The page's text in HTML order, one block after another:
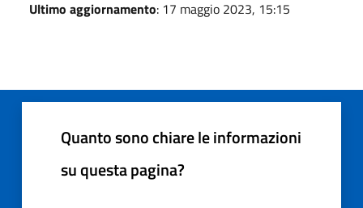
Ultimo aggiornamento: 17 maggio 2023, 15:15
Quanto sono chiare le informazioni
su questa pagina?